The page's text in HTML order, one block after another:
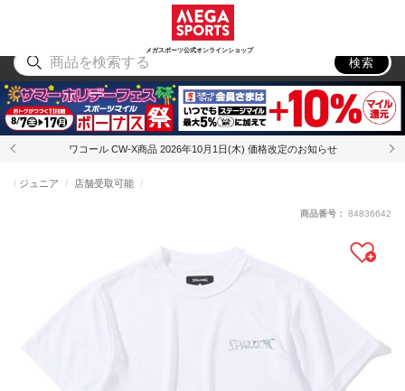
メガスポーツ公式オンラインショップ
アウトドア
検索
ワコール CW-X商品 2026年10月1日(木) 価格改定のお知らせ
ジュニア 店舗受取可能
商品番号： 84836642